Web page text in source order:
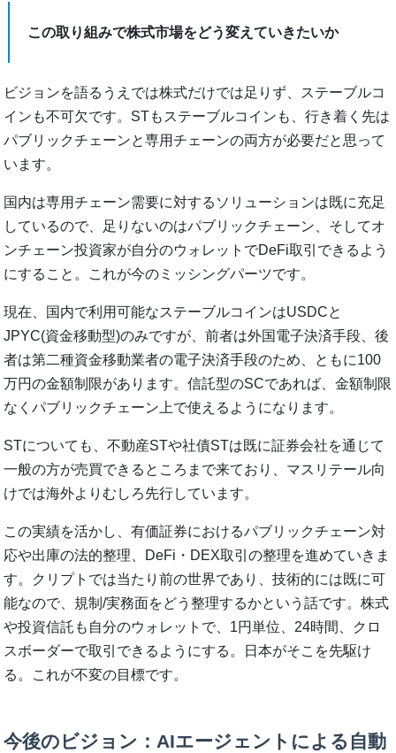
この取り組みで株式市場をどう変えていきたいか
ビジョンを語るうえでは株式だけでは足りず、ステーブルコ
インも不可欠です。STもステーブルコインも、行き着く先は
パブリックチェーンと専用チェーンの両方が必要だと思って
います。
国内は専用チェーン需要に対するソリューションは既に充足
しているので、足りないのはパブリックチェーン、そしてオ
ンチェーン投資家が自分のウォレットでDeFi取引できるよう
にすること。これが今のミッシングパーツです。
現在、国内で利用可能なステーブルコインはUSDCと
JPYC(資金移動型)のみですが、前者は外国電子決済手段、後
者は第二種資金移動業者の電子決済手段のため、ともに100
万円の金額制限があります。信託型のSCであれば、金額制限
なくパブリックチェーン上で使えるようになります。
STについても、不動産STや社債STは既に証券会社を通じて
一般の方が売買できるところまで来ており、マスリテール向
けでは海外よりむしろ先行しています。
この実績を活かし、有価証券におけるパブリックチェーン対
応や出庫の法的整理、DeFi・DEX取引の整理を進めていきま
す。クリプトでは当たり前の世界であり、技術的には既に可
能なので、規制/実務面をどう整理するかという話です。株式
や投資信託も自分のウォレットで、1円単位、24時間、クロ
スボーダーで取引できるようにする。日本がそこを先駆け
る。これが不変の目標です。
今後のビジョン：AIエージェントによる自動